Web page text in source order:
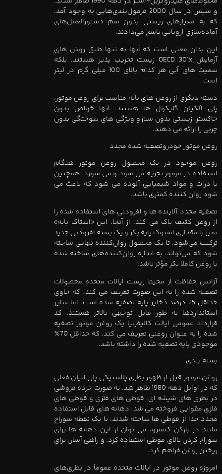
و سپس در سال 2000 فرمول‌بندی‌هایی به وجود آمد.
که به معیارهای زیستی بدون سم دستورالعمل‌های
آماده‌سازی اروپایی پاسخ می‌دادند.
این بدان معنی است که آنها نه تنها طبق روش های
آزمایش OECD 301x زیست تخریب پذیر هستند. بلکه
سمیت های آبی هر کدام بالای 100 میلی گرم در لیتر
است.
دسته دیگری از روغن های پایه مناسب برای روغن موتور،
پلی آلکیلن گلیکول ها هستند. آنها خواص بدون
خاکستر، زیستی بدون سم و ویژگی های سوختگی بدون
چربی را ارائه می دهند.
روغن موتور خودروتصفیه شده مجدد
روغن موجود در یک محصول روغن موتور هنگام
استفاده در موتور تجزیه می شود و می سوزد. همچنین
با ذرات و مواد شیمیایی آلوده می شود که باعث می
شود روان کننده کمتری باشد.
تصفیه مجدد آلاینده ها و افزودنی های استفاده شده را
از روغن کثیف پاک می کند. از آنجا، این «استاک پایه»
تمیز با مقداری استوک پایه بکر و یک بسته افزودنی جدید
ترکیب می‌شود. تا یک محصول روان‌کننده نهایی ساخته
شود که می‌تواند. به اندازه روان‌کننده‌های ساخته شده
با روغن کاملا بکر مؤثر باشد.
آژانس حفاظت از محیط زیست ایالات متحده محصولات
تصفیه شده را به این صورت تعریف می کند. که حاوی
حداقل 25 درصد ذخایر پایه تصفیه شده است. اما سایر
استانداردها به طور قابل توجهی بالاتر هستند. کد
قرارداد عمومی ایالت کالیفرنیا یک روغن موتور تصفیه
شده را به عنوان روغنی تعریف می کند. که حداقل 70٪
موجودی پایه تصفیه شده را داشته باشد.
بسته بندی
روغن موتور قبل از ظهور بطری پلاستیکی پلی اتیلن فعلی
که در اوایل دهه 1980 ظاهر شد. به صورت خرده فروشی
در بطری های شیشه ای، قوطی های فلزی و قوطی های
فلزی مقوایی فروخته می شد. دهانه های قابل استفاده
مجدد جدا از قوطی ها ساخته شدند. با یک نقطه سوراخ
مانند در بازکن کنسرو، می توان از این دهانه ها برای
سوراخ کردن بالای قوطی استفاده کرد. و راهی آسان برای
ریختن روغن فراهم کرد.
امروزه روغن موتور در ایالات متحده عموماً در بطری‌های